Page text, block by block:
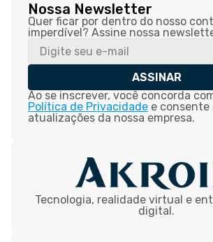
Nossa Newsletter
Quer ficar por dentro do nosso
imperdível? Assine nossa
ASSINAR
Ao se inscrever, você concorda
Política de Privacidade e consente
atualizações da nossa empresa.
Tecnologia, realidade virtual e
digital.